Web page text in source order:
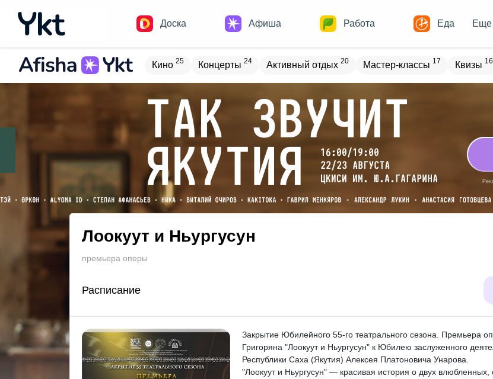
Доска Афиша Работа Еда
Домики Новостройки Места
Еще
Кино 25 Концерты 24 Активный отдых 20 Мастер-классы 17 Квизы 16
Встречи Детям Вечеринки Спорт Выставки Театры
Туризм 19 Обучение 4 Квесты 8 Зарубежное Разное
Лоокуут и Ньургусун
премьера оперы
Расписание
Закрытие Юбилейного 55-го театрального сезона. Премьера
Григоряна "Лоокуут и Ньургусун" к Юбилею заслуженного
Республики Саха (Якутия) Алексея Платоновича Унарова.
"Лоокуут и Ньургусун" — красивая история о двух